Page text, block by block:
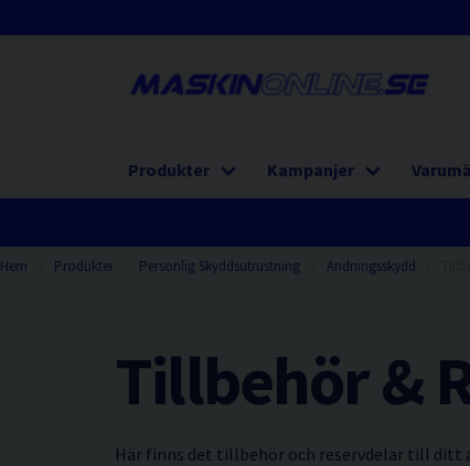
Produkter Kampanjer
Hem Produkter Personlig Skyddsutrustning Andningsskydd
Tillbehör &
Här finns det tillbehör och reservdelar till ditt